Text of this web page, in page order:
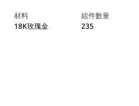
材料
18K玫瑰金
組件數量
235